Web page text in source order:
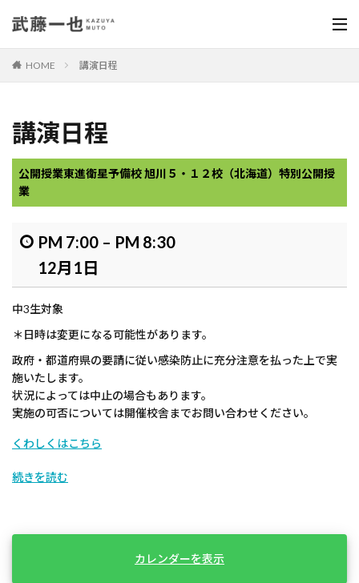
HOME 講演日程
講演日程
公開授業東進衛星予備校 旭川５・１２校（北海道）特別公開授
業
PM 7:00 – PM 8:30
12月1日
中3生対象
＊日時は変更になる可能性があります。
政府・都道府県の要請に従い感染防止に充分注意を払った上で実
施いたします。
状況によっては中止の場合もあります。
実施の可否については開催校舎までお問い合わせください。
くわしくはこちら
続きを読む
カレンダーを表示